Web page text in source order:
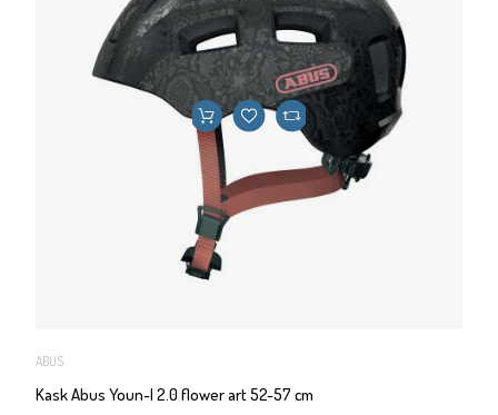
ABUS
Kask Abus Youn-I 2.0 flower art 52-57 cm